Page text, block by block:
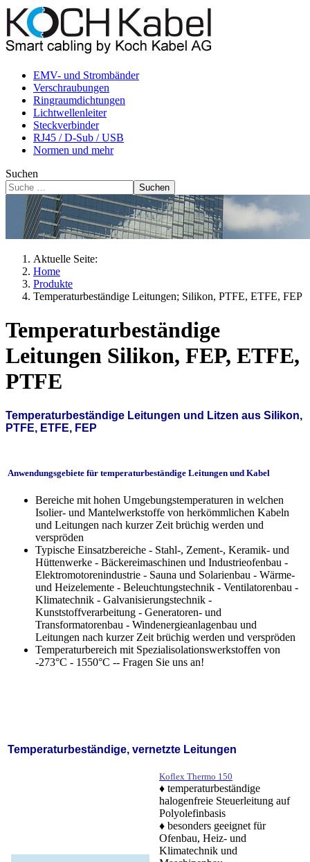
EMV- und Strombänder
Verschraubungen
Ringraumdichtungen
Lichtwellenleiter
Steckverbinder
RJ45 / D-Sub / USB
Normen und mehr
Suchen
Suchen
Aktuelle Seite:
Home
Produkte
Temperaturbeständige Leitungen; Silikon, PTFE, ETFE, FEP
Temperaturbeständige
Leitungen Silikon, FEP, ETFE,
PTFE
Temperaturbeständige Leitungen und Litzen aus Silikon,
PTFE, ETFE, FEP
Anwendungsgebiete für temperaturbeständige Leitungen und Kabel
Bereiche mit hohen Umgebungstemperaturen in welchen
Isolier- und Mantelwerkstoffe von herkömmlichen Kabeln
und Leitungen nach kurzer Zeit brüchig werden und
verspröden
Typische Einsatzbereiche - Stahl-, Zement-, Keramik- und
Hüttenwerke - Bäckereimaschinen und Industrieofenbau -
Elektromotorenindustrie - Sauna und Solarienbau - Wärme-
und Heizelemente - Beleuchtungstechnik - Ventilatorenbau -
Klimatechnik - Galvanisierungstechnik -
Kunststoffverarbeitung - Generatoren- und
Transformatorenbau - Windenergieanlagenbau und
Leitungen nach kurzer Zeit brüchig werden und verspröden
Temperaturbereich mit Spezialisolationswerkstoffen von
-273°C - 1550°C -- Fragen Sie uns an!
Temperaturbeständige, vernetzte Leitungen
Koflex Thermo 150
♦ temperaturbeständige
halogenfreie Steuerleitung auf
Polyolefinbasis
♦ besonders geeignet für
Ofenbau, Heiz- und
Klimatechnik und